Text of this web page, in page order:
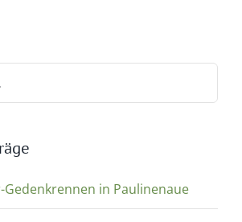
Gedenkrennen in Paulinenaue